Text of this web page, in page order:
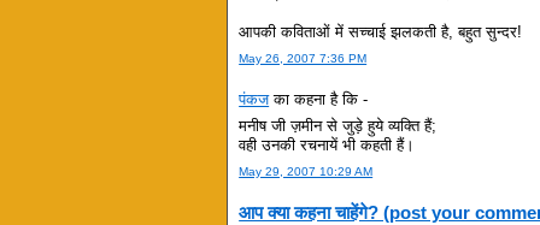
आपकी कविताओं में सच्चाई झलकती है, बहुत सुन्दर!
May 26, 2007 7:36 PM
पंकजका कहना है कि -
मनीष जी ज़मीन से जुड़े हुये व्यक्ति हैं;
वही उनकी रचनायें भी कहती हैं।
May 29, 2007 10:29 AM
आप क्या कहना चाहेंगे? (post your